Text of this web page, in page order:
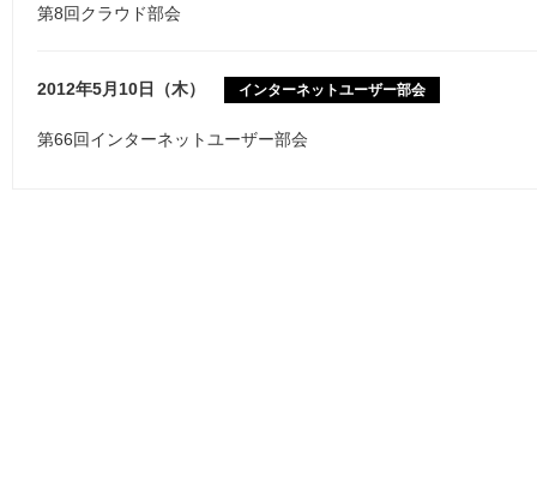
第8回クラウド部会
2012年5月10日（木） インターネットユーザー部会
第66回インターネットユーザー部会